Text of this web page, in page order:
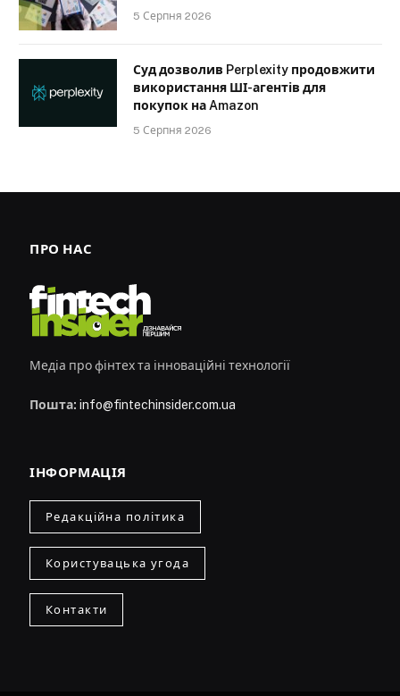
5 Серпня 2026
Суд дозволив Perplexity продовжити
використання ШІ-агентів для
покупок на Amazon
5 Серпня 2026
ПРО НАС
Медіа про фінтех та інноваційні технології
Пошта: info@fintechinsider.com.ua
ІНФОРМАЦІЯ
Редакційна політика
Користувацька угода
Контакти